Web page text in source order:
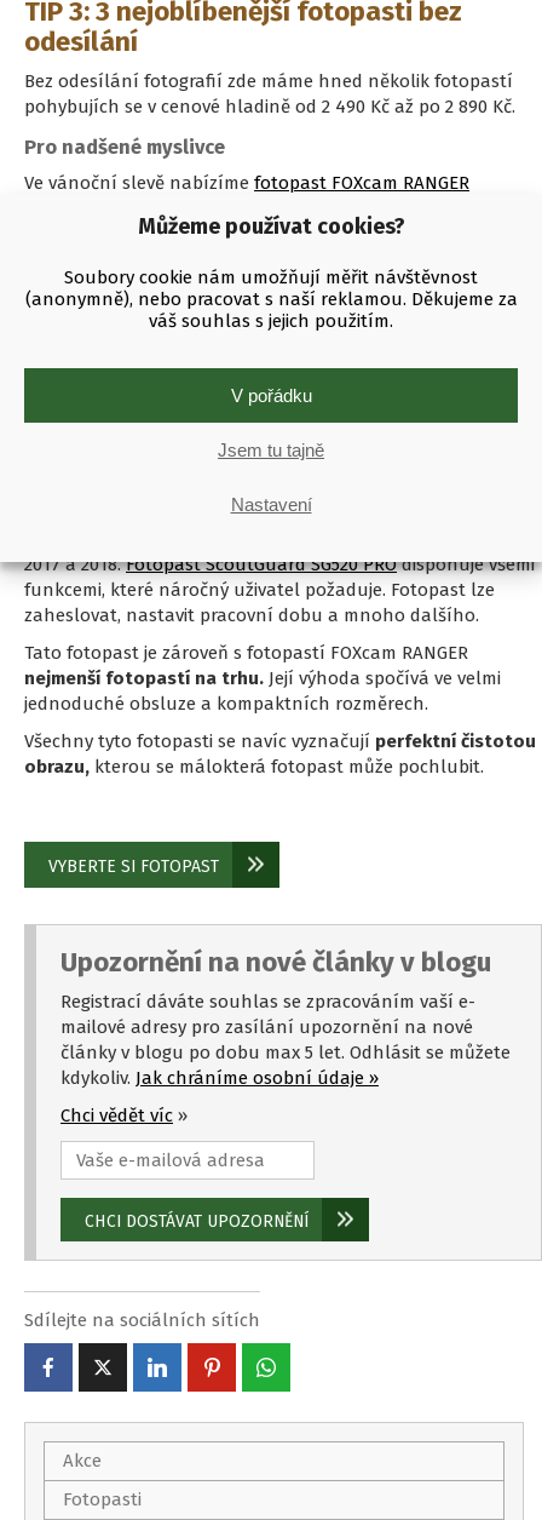
Můžeme používat cookies?
Soubory cookie nám umožňují měřit návštěvnost
(anonymně), nebo pracovat s naší reklamou. Děkujeme za
váš souhlas s jejich použitím.
V pořádku
Jsem tu tajně
Nastavení
TIP 3: 3 nejoblíbenější fotopasti bez
odesílání
Bez odesílání fotografií zde máme hned několik fotopastí
pohybujích se v cenové hladině od 2 490 Kč až po 2 890 Kč.
Pro nadšené myslivce
Ve vánoční slevě nabízíme fotopast FOXcam RANGER
s DPH. Tato fotopast potěší každého milovníka přírody či
ostrahu majetku.
Se silným nočním přísvitem
fotopasti ScoutGuard SG562-12MHD
přísvitem. Tato fotopast patří k
akci za skvělých 2 490 Kč s DHP.
Nejprodávanější fotopast roku 2017 a 2018
2017 a 2018.Fotopast ScoutGuard SG520 PROdisponuje všemi
funkcemi, které náročný uživatel požaduje. Fotopast lze
zaheslovat, nastavit pracovní dobu a mnoho dalšího.
Tato fotopast je zároveň s fotopastí FOXcam RANGER
nejmenší fotopastí na trhu. Její výhoda spočívá ve velmi
jednoduché obsluze a kompaktních rozměrech.
Všechny tyto fotopasti se navíc vyznačují perfektní čistotou
obrazu, kterou se málokterá fotopast může pochlubit.
VYBERTE SI FOTOPAST
Upozornění na nové články v blogu
Registrací dáváte souhlas se zpracováním vaší e-
mailové adresy pro zasílání upozornění na nové
články v blogu po dobu max 5 let. Odhlásit se můžete
kdykoliv. Jak chráníme osobní údaje »
Chci vědět víc »
Sdílejte na sociálních sítích
Akce
Fotopasti